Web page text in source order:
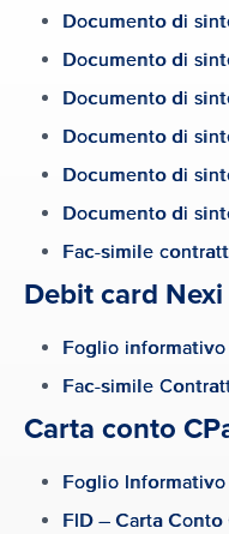
Tutte le pagine dedicate al
Chi siamo
Accedi
Documento di
Documento di
Documento di
Documento di
Documento di
Documento di
Fac-simile
Debit card Nexi
Foglio
Fac-simile
Carta conto
Foglio
FID – Carta Conto